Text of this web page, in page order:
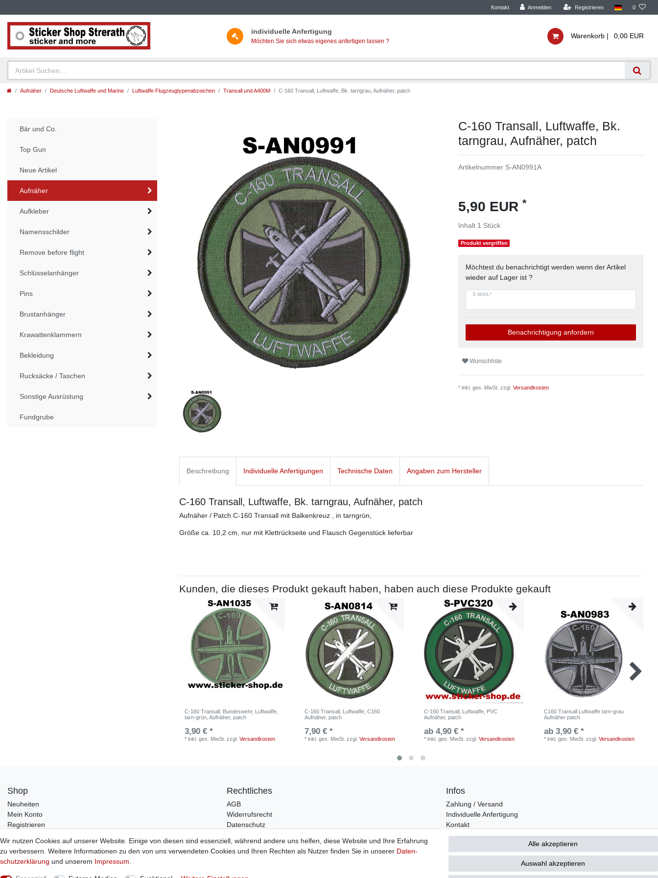
Kontakt Anmelden Registrieren 0
individuelle Anfertigung
Möchten Sie sich etwas eigenes anfertigen lassen ?
Warenkorb | 0,00 EUR
Aufnäher Deutsche Luftwaffe und Marine Luftwaffe Flugzeugtypenabzeichen Transall und A400M C-160 Transall, Luftwaffe, Bk. tarngrau, Aufnäher, patch
Bär und Co.
Top Gun
Neue Artikel
Aufnäher
Aufkleber
Namensschilder
Remove before flight
Schlüsselanhänger
Pins
Brustanhänger
Krawattenklammern
Bekleidung
Rucksäcke / Taschen
Sonstige Ausrüstung
Fundgrube
C-160 Transall, Luftwaffe, Bk.
tarngrau, Aufnäher, patch
Artikelnummer S-AN0991A
5,90 EUR *
Inhalt 1 Stück
Produkt vergriffen
Möchtest du benachrichtigt werden wenn der Artikel
wieder auf Lager ist ?
E-MAIL*
Benachrichtigung anfordern
Wunschliste
* inkl. ges. MwSt. zzgl.Versandkosten
Beschreibung Individuelle Anfertigungen Technische Daten Angaben zum Hersteller
C-160 Transall, Luftwaffe, Bk. tarngrau, Aufnäher, patch
Aufnäher / Patch C-160 Transall mit Balkenkreuz , in tarngrün,
Größe ca. 10,2 cm, nur mit Klettrückseite und Flausch Gegenstück lieferbar
Kunden, die dieses Produkt gekauft haben, haben auch diese Produkte gekauft
C-160 Transall, Bundeswehr, Luftwaffe,
tarn-grün, Aufnäher, patch
3,90 € *
*inkl. ges. MwSt. zzgl.Versandkosten
C-160 Transall, Luftwaffe, C160
Aufnäher, patch
7,90 € *
* inkl. ges. MwSt. zzgl. Versandkosten
C-160 Transall, Luftwaffe, PVC
Aufnäher, patch
ab 4,90 € *
*inkl. ges. MwSt. zzgl.Versandkosten
C160 Transall Luftwaffe tarn-grau
Aufnäher patch
ab 3,90 € *
* inkl. ges. MwSt. zzgl. Versandkosten
Shop
Neuheiten
Mein Konto
Registrieren
Rechtliches
AGB
Widerrufsrecht
Datenschutz
Infos
Zahlung / Versand
Individuelle Anfertigung
Kontakt
Wir nutzen Cookies auf unserer Website. Einige von diesen sind essenziell, während andere uns helfen, diese Website und Ihre Erfahrung
zu verbessern. Weitere Informationen zu den von uns verwendeten Cookies und Ihren Rechten als Nutzer finden Sie in unserer Daten­
schutz­erklärung und unserem Impressum
Alle akzeptieren
Auswahl akzeptieren